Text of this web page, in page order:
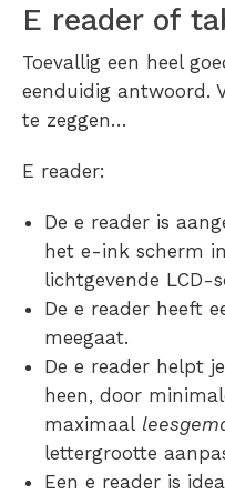
E reader of
Toevallig een heel
eenduidig antwoord.
te zeggen…
E reader:
De e reader is
het e-ink scherm
lichtgevende LCD-
De e reader heeft
meegaat.
De e reader helpt
heen, door
maximaal
lettergrootte
Een e reader is